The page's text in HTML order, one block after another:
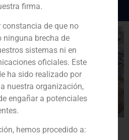
a su capital a CS Wind, el
firma.
constancia de que no
ninguna brecha de
sistemas ni en
oficiales. Este
ha sido realizado por
nuestra organización,
engañar a potenciales
hemos procedido a: